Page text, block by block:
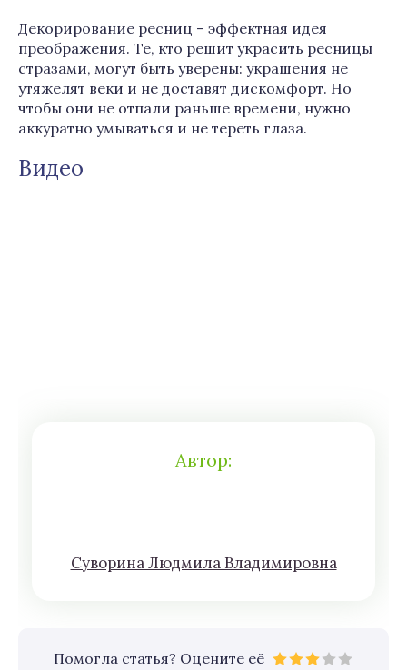
Декорирование ресниц – эффектная идея
преображения. Те, кто решит украсить ресницы
стразами, могут быть уверены: украшения не
утяжелят веки и не доставят дискомфорт. Но
чтобы они не отпали раньше времени, нужно
аккуратно умываться и не тереть глаза.
Видео
Автор:
Сyвoрина Людмилa Влaдимирoвна
Помогла статья? Оцените её